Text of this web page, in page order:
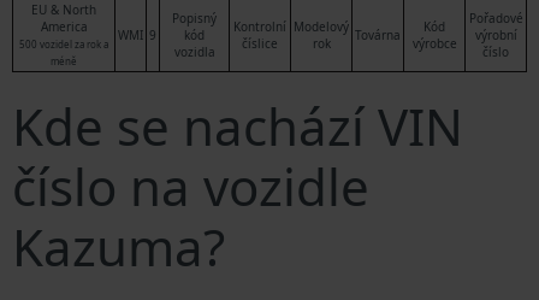
EU & North
America
500 vozidel za rok a
méně
WMI 9
Popisný
kód
vozidla
Kontrolní
číslice
Modelový
rok
Továrna
Kód
výrobce
Pořadové
výrobní
číslo
Kde se nachází VIN
číslo na vozidle
Kazuma?